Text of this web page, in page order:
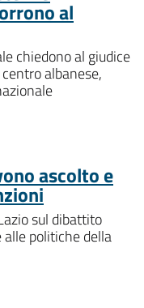
al
chiedono al giudice
albanese,
ascolto e
sul dibattito
politiche della